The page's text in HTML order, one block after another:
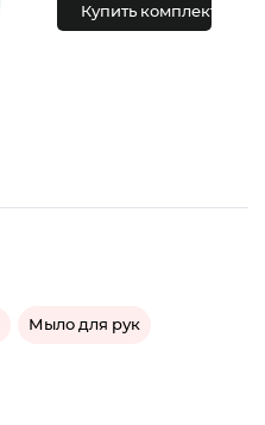
Купить комплект
Мыло для рук